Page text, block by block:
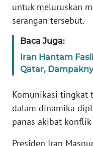
untuk meluruskan
serangan tersebut.
Baca Juga:
Iran Hantam
Qatar,
Komunikasi tingkat
dalam dinamika
panas akibat konflik
Presiden Iran
INFO
IKLAN
TENTANG
KAMI
MEDIA
SIBER